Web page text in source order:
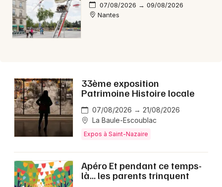
Mon email
07/08/2026 → 09/08/2026
Nantes
33ème exposition
Patrimoine Histoire locale
07/08/2026 → 21/08/2026
La Baule-Escoublac
Expos à Saint-Nazaire
Apéro Et pendant ce temps-
là... les parents trinquent